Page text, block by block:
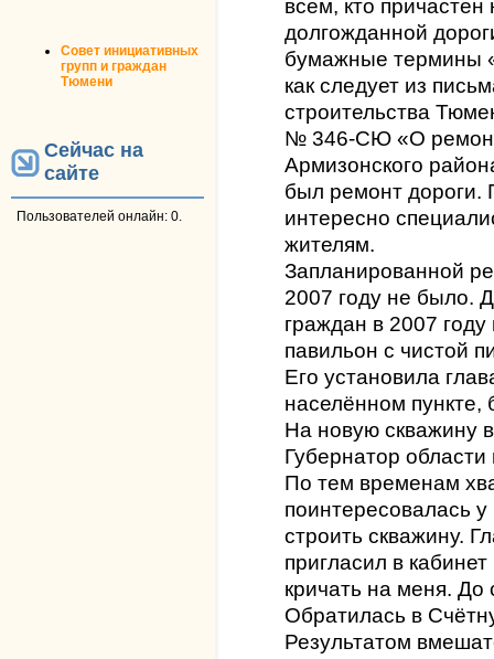
Совет инициативных
групп и граждан
Тюмени
Сейчас на
сайте
Пользователей онлайн: 0.
всем, кто причастен
долгожданной
бумажные термины
как следует из
строительства
№ 346-СЮ «О
Армизонского
был ремонт дороги.
интересно
жителям.
Запланированной
2007 году не было.
граждан в 2007
павильон с чистой
Его установила
населённом пункте,
На новую скважину
Губернатор
По тем временам
поинтересовалась у
строить скважину.
пригласил в
кричать на меня. До
Обратилась в
Результатом